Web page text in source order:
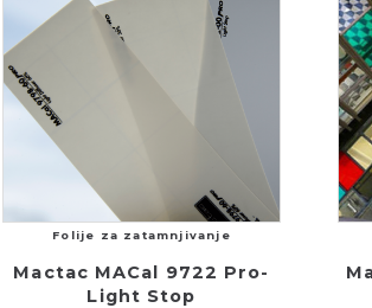
Folije za zatamnjivanje
Mactac MACal 9722 Pro-
Light Stop